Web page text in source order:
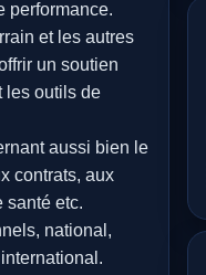
performance.
et les autres
un soutien
les outils de
aussi bien le
contrats, aux
santé etc.
national,